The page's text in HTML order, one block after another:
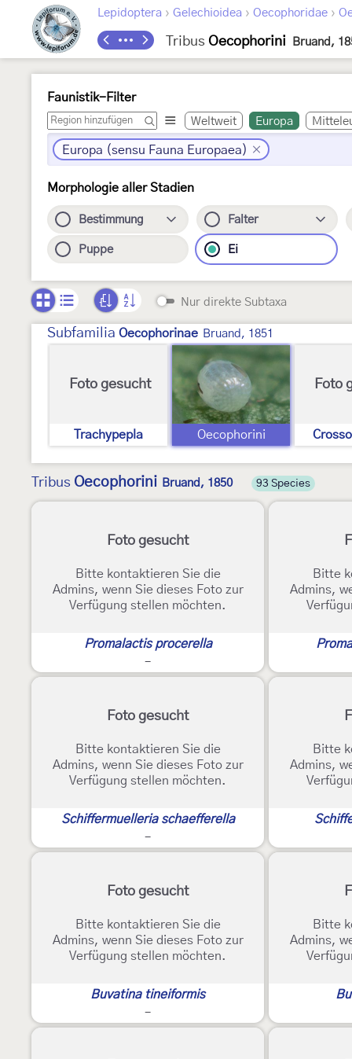
Lepidoptera › Gelechioidea › Oecophoridae ›
Tribus Oecophorini Bruand,
Faunistik-Filter
Weltweit Europa
Europa (sensu Fauna Europaea)
Morphologie aller Stadien
Bestimmung Falter
Puppe Ei
Nur direkte Subtaxa
Subfamilia Oecophorinae Bruand, 1851
Foto gesucht
Trachypepla Oecophorini
Foto
Tribus Oecophorini Bruand, 1850 93 Species
Foto gesucht
Bitte kontaktieren Sie die
Admins, wenn Sie dieses Foto zur
Verfügung stellen möchten.
Promalactis procerella
-
Bitte
Admins,
Foto gesucht
Bitte kontaktieren Sie die
Admins, wenn Sie dieses Foto zur
Verfügung stellen möchten.
Schiffermuelleria schaefferella
-
Bitte
Admins,
Foto gesucht
Bitte kontaktieren Sie die
Admins, wenn Sie dieses Foto zur
Verfügung stellen möchten.
Buvatina tineiformis
-
Bitte
Admins,